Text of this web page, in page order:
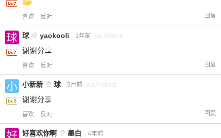
喜欢 反对 回复
球 @ yaokooli 1年前 via iPhone
谢谢分享
喜欢 反对 回复
小新新 @ 球 5月前 via Android
谢谢分享
喜欢 反对 回复
好喜欢你啊 @ 墨白 4年前